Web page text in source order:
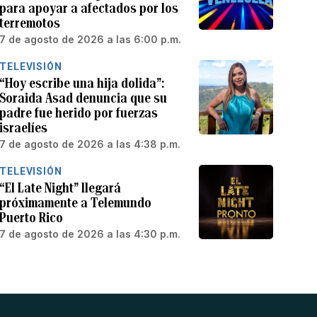
para apoyar a afectados por los
terremotos
7 de agosto de 2026 a las 6:00 p.m.
TELEVISIÓN
“Hoy escribe una hija dolida”:
Soraida Asad denuncia que su
padre fue herido por fuerzas
israelíes
7 de agosto de 2026 a las 4:38 p.m.
TELEVISIÓN
“El Late Night” llegará
próximamente a Telemundo
Puerto Rico
7 de agosto de 2026 a las 4:30 p.m.